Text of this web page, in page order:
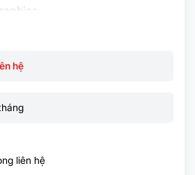
FHD WVA 120Hz 250nits Anti-
Silver (Bạc)
11 Home + HS 24
hệ
liên hệ